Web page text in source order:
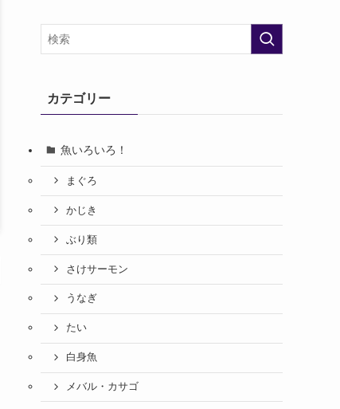
カテゴリー
魚いろいろ！
まぐろ
かじき
ぶり類
さけサーモン
うなぎ
たい
白身魚
メバル・カサゴ